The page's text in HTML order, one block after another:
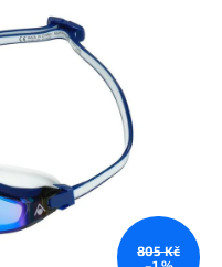
805 Kč